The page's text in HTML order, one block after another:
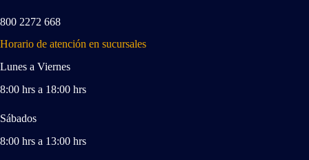
800 2272 668
Horario de atención en sucursales
Lunes a Viernes
8:00 hrs a 18:00 hrs
Sábados
8:00 hrs a 13:00 hrs